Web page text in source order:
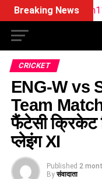
Breaking News
Dream11
CRICKET
ENG-W vs
Team
फैंटेसी क्रिकेट
प्लेइंग XI
Published 2
By संवादाता